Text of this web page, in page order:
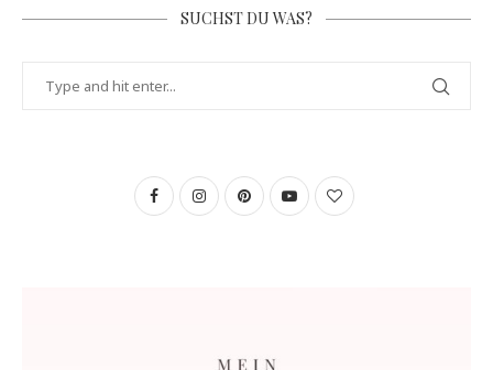
SUCHST DU WAS?